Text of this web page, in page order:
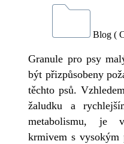
Blog (
Granule pro psy
být přizpůsobeny
těchto psů.
žaludku a
metabolismu, je
krmivem s vysokým